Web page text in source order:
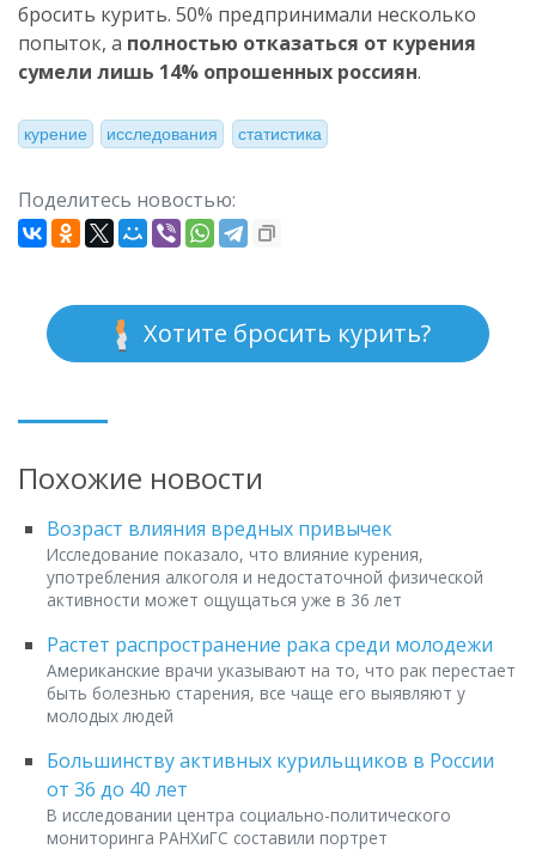
бросить курить. 50% предпринимали несколько
попыток, а полностью отказаться от курения
сумели лишь 14% опрошенных россиян.
курение исследования статистика
Поделитесь новостью:
Хотите бросить курить?
Похожие новости
Возраст влияния вредных привычек
Исследование показало, что влияние курения,
употребления алкоголя и недостаточной физической
активности может ощущаться уже в 36 лет
Растет распространение рака среди молодежи
Американские врачи указывают на то, что рак перестает
быть болезнью старения, все чаще его выявляют у
молодых людей
Большинству активных курильщиков в России
от 36 до 40 лет
В исследовании центра социально-политического
мониторинга РАНХиГС составили портрет